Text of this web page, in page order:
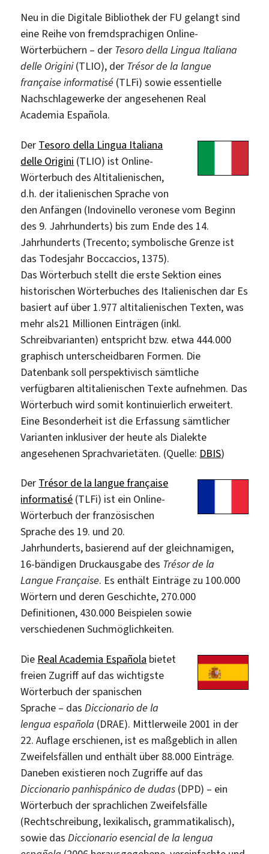
Neu in die Digitale Bibliothek der FU gelangt sind
eine Reihe von fremdsprachigen Online-
Wörterbüchern – der Tesoro della Lingua Italiana
delle Origini(TLIO), der Trésor de la langue
française informatisé (TLFi) sowie essentielle
Nachschlagewerke der angesehenen Real
Academia Española.
Der Tesoro della Lingua Italiana
delle Origini (TLIO) ist Online-
Wörterbuch des Altitalienischen,
d.h. der italienischen Sprache von
den Anfängen (Indovinello veronese vom Beginn
des 9. Jahrhunderts) bis zum Ende des 14.
Jahrhunderts (Trecento; symbolische Grenze ist
das Todesjahr Boccaccios, 1375).
Das Wörterbuch stellt die erste Sektion eines
historischen Wörterbuches des Italienischen dar Es
basiert auf über 1.977 altitalienischen Texten, was
mehr als21 Millionen Einträgen (inkl.
Schreibvarianten) entspricht bzw. etwa 444.000
graphisch unterscheidbaren Formen. Die
Datenbank soll perspektivisch sämtliche
verfügbaren altitalienischen Texte aufnehmen. Das
Wörterbuch wird somit kontinuierlich erweitert.
Eine Besonderheit ist die Erfassung sämtlicher
Varianten inklusiver der heute als Dialekte
angesehenen Sprachvarietäten. (Quelle: DBIS)
Der Trésor de la langue française
informatisé (TLFi) ist ein Online-
Wörterbuch der französischen
Sprache des 19. und 20.
Jahrhunderts, basierend auf der gleichnamigen,
16-bändigen Druckausgabe des Trésor de la
Langue Française. Es enthält Einträge zu 100.000
Wörtern und deren Geschichte, 270.000
Definitionen, 430.000 Beispielen sowie
verschiedenen Suchmöglichkeiten.
Die Real Academia Española bietet
freien Zugriff auf das wichtigste
Wörterbuch der spanischen
Sprache – dasDiccionario de la
lengua española (DRAE). Mittlerweile 2001 in der
22. Auflage erschienen, ist es maßgeblich in allen
Zweifelsfällen und enthält über 88.000 Einträge.
Daneben existieren noch Zugriffe auf das
Diccionario panhispánico de dudas (DPD) – ein
Wörterbuch der sprachlichen Zweifelsfälle
(Rechtschreibung, lexikalisch, grammatikalisch),
sowie dasDiccionario esencial de la lengua